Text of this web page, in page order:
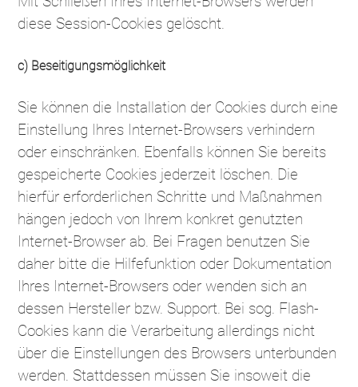
diese Session-Cookies gelöscht.
c) Beseitigungsmöglichkeit
Sie können die Installation der Cookies durch eine
Einstellung Ihres Internet-Browsers verhindern
oder einschränken. Ebenfalls können Sie bereits
gespeicherte Cookies jederzeit löschen. Die
hierfür erforderlichen Schritte und Maßnahmen
hängen jedoch von Ihrem konkret genutzten
Internet-Browser ab. Bei Fragen benutzen Sie
daher bitte die Hilfefunktion oder Dokumentation
Ihres Internet-Browsers oder wenden sich an
dessen Hersteller bzw. Support. Bei sog. Flash-
Cookies kann die Verarbeitung allerdings nicht
über die Einstellungen des Browsers unterbunden
werden. Stattdessen müssen Sie insoweit die